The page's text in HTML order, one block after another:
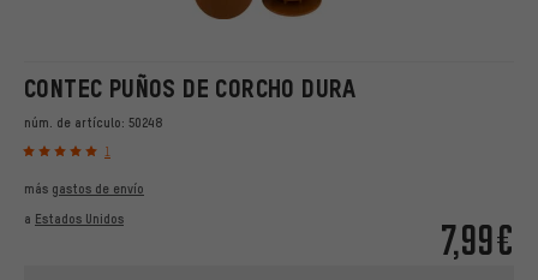
CONTEC PUÑOS DE CORCHO DURA
núm. de artículo: 50248
1
7,99€
más gastos de envío
a Estados Unidos